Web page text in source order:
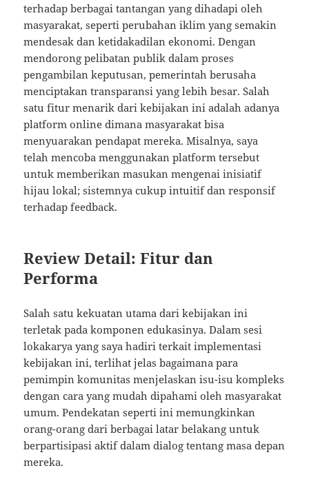
terhadap berbagai tantangan yang dihadapi oleh
masyarakat, seperti perubahan iklim yang semakin
mendesak dan ketidakadilan ekonomi. Dengan
mendorong pelibatan publik dalam proses
pengambilan keputusan, pemerintah berusaha
menciptakan transparansi yang lebih besar. Salah
satu fitur menarik dari kebijakan ini adalah adanya
platform online dimana masyarakat bisa
menyuarakan pendapat mereka. Misalnya, saya
telah mencoba menggunakan platform tersebut
untuk memberikan masukan mengenai inisiatif
hijau lokal; sistemnya cukup intuitif dan responsif
terhadap feedback.
Review Detail: Fitur dan
Performa
Salah satu kekuatan utama dari kebijakan ini
terletak pada komponen edukasinya. Dalam sesi
lokakarya yang saya hadiri terkait implementasi
kebijakan ini, terlihat jelas bagaimana para
pemimpin komunitas menjelaskan isu-isu kompleks
dengan cara yang mudah dipahami oleh masyarakat
umum. Pendekatan seperti ini memungkinkan
orang-orang dari berbagai latar belakang untuk
berpartisipasi aktif dalam dialog tentang masa depan
mereka.